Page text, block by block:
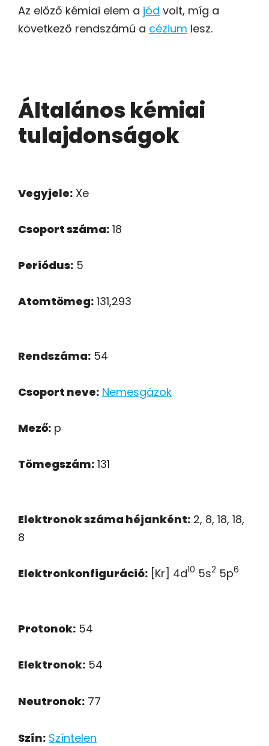
Az előző kémiai elem a jód volt, míg a
következő rendszámú a cézium lesz.
Általános kémiai
tulajdonságok
Vegyjele: Xe
Csoport száma: 18
Periódus: 5
Atomtömeg: 131,293
Rendszáma: 54
Csoport neve: Nemesgázok
Mező: p
Tömegszám: 131
Elektronok száma héjanként: 2, 8, 18, 18,
8
Elektronkonfiguráció: [Kr] 4d10 5s2 5p6
Protonok: 54
Elektronok: 54
Neutronok: 77
Szín: Színtelen